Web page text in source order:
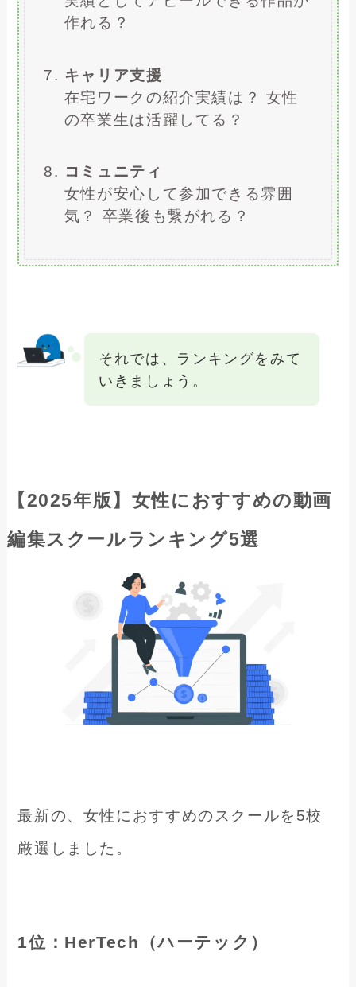
作れる？
キャリア支援
在宅ワークの紹介実績は？ 女性
の卒業生は活躍してる？
コミュニティ
女性が安心して参加できる雰囲
気？ 卒業後も繋がれる？
それでは、ランキングをみて
いきましょう。
【2025年版】女性におすすめの動画
編集スクールランキング5選
最新の、女性におすすめのスクールを5校
厳選しました。
1位：HerTech（ハーテック）